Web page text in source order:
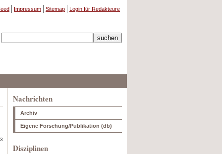
Impressum Sitemap Login für Redakteure
Nachrichten
Archiv
Eigene Forschung/Publikation (db)
Disziplinen